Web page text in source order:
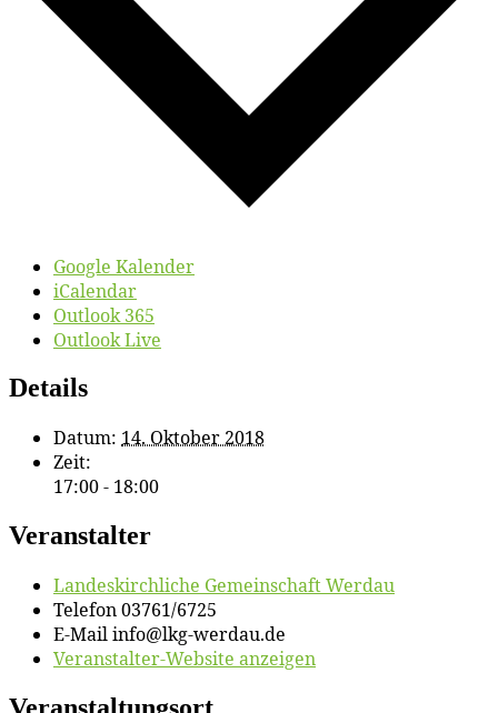
Google Kalender
iCalendar
Outlook 365
Outlook Live
Details
Datum: 14. Oktober 2018
Zeit:
17:00 - 18:00
Veranstalter
Lan­des­kirch­li­che Ge­mein­schaft Werdau
Telefon03761/6725
E-Mailinfo@lkg-werdau.de
Veranstalter-Website anzeigen